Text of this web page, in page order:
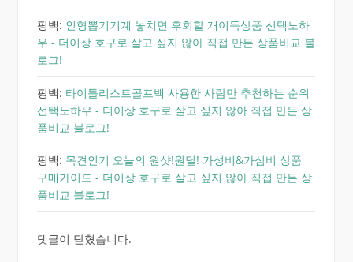
핑백: 인형뽑기기계 놓치면 후회할 개이득상품 선택노하
우 - 더이상 호구로 살고 싶지 않아 직접 만든 상품비교 블
로그!
핑백: 타이틀리스트골프백 사용한 사람만 추천하는 순위
선택노하우 - 더이상 호구로 살고 싶지 않아 직접 만든 상
품비교 블로그!
핑백: 목견인기 오늘의 원샷!원딜! 가성비&가심비 상품
구매가이드 - 더이상 호구로 살고 싶지 않아 직접 만든 상
품비교 블로그!
댓글이 닫혔습니다.